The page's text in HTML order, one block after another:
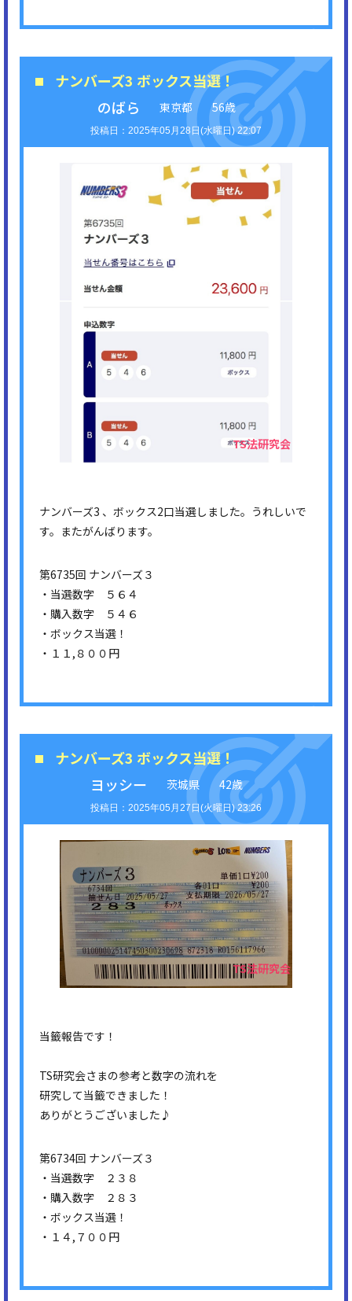
ナンバーズ3 ボックス当選！
のばら
東京都 56歳
2025年05月28日(水曜日) 22:07
ナンバーズ3 、ボックス2口当選しました。うれしいで
す。またがんばります。
第6735回 ナンバーズ３
・当選数字 ５６４
・購入数字 ５４６
・ボックス当選！
・１１,８００円
ナンバーズ3 ボックス当選！
ヨッシー
茨城県 42歳
2025年05月27日(火曜日) 23:26
当籤報告です！
TS研究会さまの参考と数字の流れを
研究して当籤できました！
ありがとうございました♪
第6734回 ナンバーズ３
・当選数字 ２３８
・購入数字 ２８３
・ボックス当選！
・１４,７００円